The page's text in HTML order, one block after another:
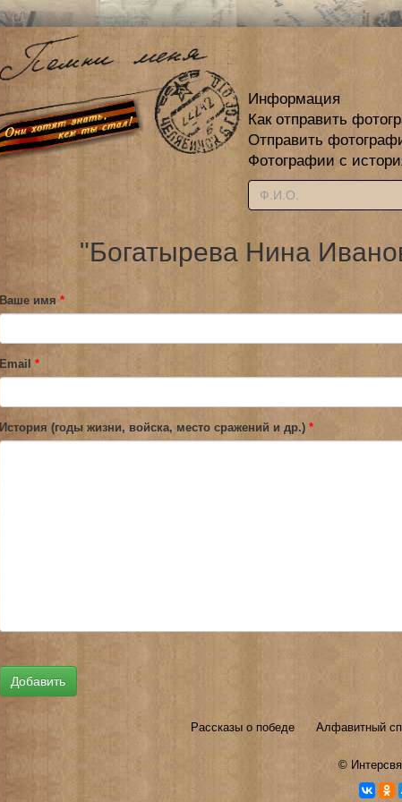
Информация
Как отправить
Отправить
Фотографии с
"Богатырева Нина
Ваше имя *
Email *
История (годы жизни, войска, место сражений и др.) *
Рассказы о победе Алфавитный
©